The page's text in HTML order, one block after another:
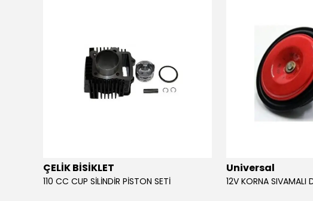
ÇELİK BİSİKLET
110 CC CUP SİLİNDİR PİSTON SETİ
Universal